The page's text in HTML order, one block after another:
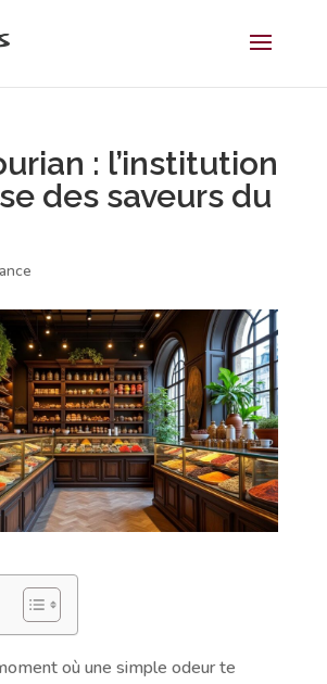
: l’institution
des saveurs du
où une simple odeur te